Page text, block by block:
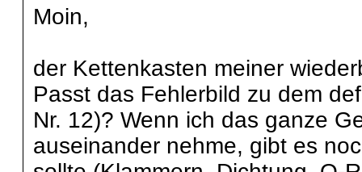
Moin,
der Kettenkasten meiner
Passt das Fehlerbild zu dem
Nr. 12)? Wenn ich das ganze
auseinander nehme, gibt es